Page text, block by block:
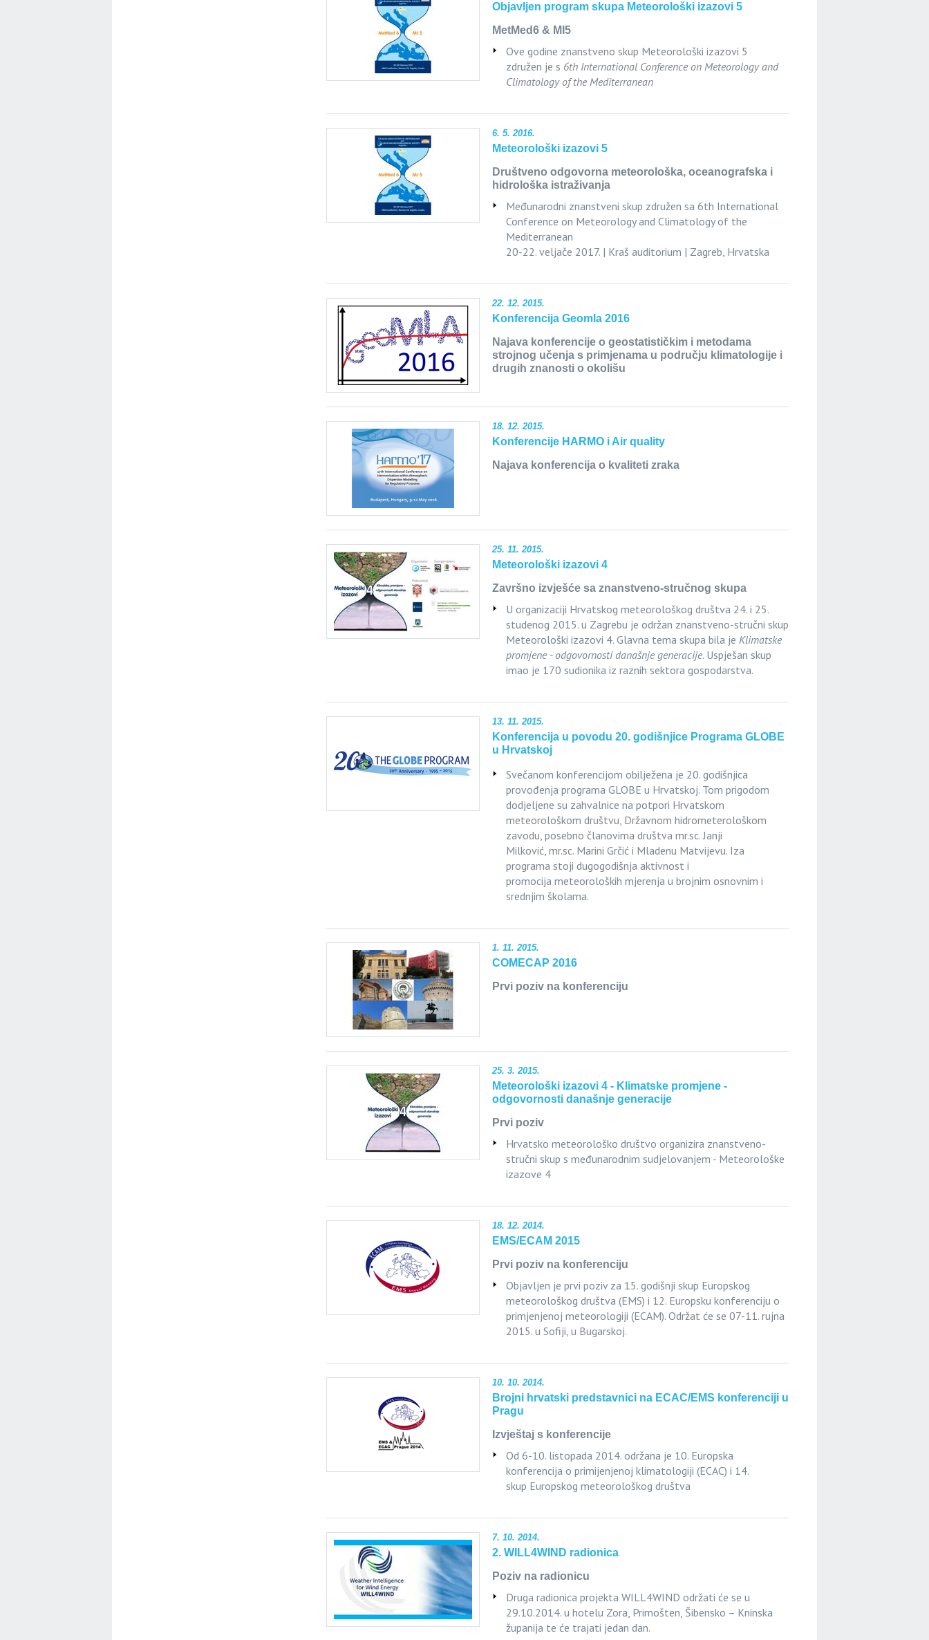
Objavljen program skupa Meteorološki izazovi 5
MetMed6 & MI5
Ove godine znanstveno skup Meteorološki izazovi 5
združen je s 6th International Conference on Meteorology and
Climatology of the Mediterranean
6. 5. 2016.
Meteorološki izazovi 5
Društveno odgovorna meteorološka, oceanografska i
hidrološka istraživanja
Međunarodni znanstveni skup združen sa 6th International
Conference on Meteorology and Climatology of the
Mediterranean
20-22. veljače 2017. | Kraš auditorium | Zagreb, Hrvatska
22. 12. 2015.
Konferencija Geomla 2016
Najava konferencije o geostatističkim i metodama
strojnog učenja s primjenama u području klimatologije i
drugih znanosti o okolišu
18. 12. 2015.
Konferencije HARMO i Air quality
Najava konferencija o kvaliteti zraka
25. 11. 2015.
Meteorološki izazovi 4
Završno izvješće sa znanstveno-stručnog skupa
U organizaciji Hrvatskog meteorološkog društva 24. i 25.
studenog 2015. u Zagrebu je održan znanstveno-stručni skup
Meteorološki izazovi 4. Glavna tema skupa bila je Klimatske
promjene - odgovornosti današnje generacije. Uspješan skup
imao je 170 sudionika iz raznih sektora gospodarstva.
13. 11. 2015.
Konferencija u povodu 20. godišnjice Programa GLOBE
u Hrvatskoj
Svečanom konferencijom obilježena je 20. godišnjica
provođenja programa GLOBE u Hrvatskoj. Tom prigodom
dodjeljene su zahvalnice na potpori Hrvatskom
meteorološkom društvu, Državnom hidrometerološkom
zavodu, posebno članovima društva mr.sc. Janji
Milković, mr.sc. Marini Grčić i Mladenu Matvijevu. Iza
programa stoji dugogodišnja aktivnost i
promocija meteoroloških mjerenja u brojnim osnovnim i
srednjim školama.
1. 11. 2015.
COMECAP 2016
Prvi poziv na konferenciju
25. 3. 2015.
Meteorološki izazovi 4 - Klimatske promjene -
odgovornosti današnje generacije
Prvi poziv
Hrvatsko meteorološko društvo organizira znanstveno-
stručni skup s međunarodnim sudjelovanjem - Meteorološke
izazove 4
18. 12. 2014.
EMS/ECAM 2015
Prvi poziv na konferenciju
Objavljen je prvi poziv za 15. godišnji skup Europskog
meteorološkog društva (EMS) i 12. Europsku konferenciju o
primjenjenoj meteorologiji (ECAM). Održat će se 07-11. rujna
2015. u Sofiji, u Bugarskoj.
10. 10. 2014.
Brojni hrvatski predstavnici na ECAC/EMS konferenciji u
Pragu
Izvještaj s konferencije
Od 6-10. listopada 2014. održana je 10. Europska
konferencija o primijenjenoj klimatologiji (ECAC) i 14.
skup Europskog meteorološkog društva
7. 10. 2014.
2. WILL4WIND radionica
Poziv na radionicu
Druga radionica projekta WILL4WIND održati će se u
29.10.2014. u hotelu Zora, Primošten, Šibensko – Kninska
županija te će trajati jedan dan.